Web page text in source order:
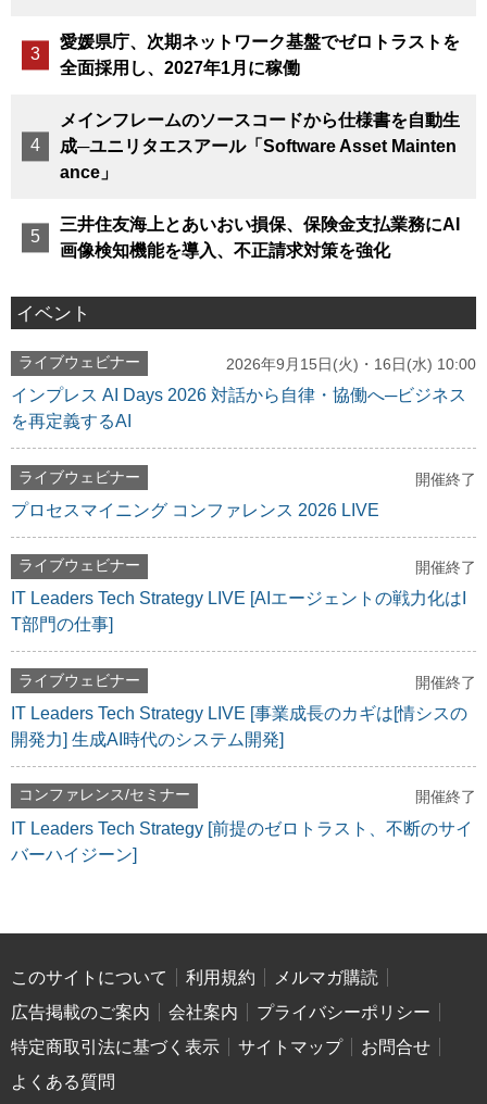
愛媛県庁、次期ネットワーク基盤でゼロトラストを
全面採用し、2027年1月に稼働
メインフレームのソースコードから仕様書を自動生
成─ユニリタエスアール「Software Asset Mainten
ance」
三井住友海上とあいおい損保、保険金支払業務にAI
画像検知機能を導入、不正請求対策を強化
イベント
ライブウェビナー 2026年9月15日(火)・16日(水) 10:00
インプレス AI Days 2026 対話から自律・協働へ─ビジネス
を再定義するAI
ライブウェビナー 開催終了
プロセスマイニング コンファレンス 2026 LIVE
ライブウェビナー 開催終了
IT Leaders Tech Strategy LIVE [AIエージェントの戦力化はI
T部門の仕事]
ライブウェビナー 開催終了
IT Leaders Tech Strategy LIVE [事業成長のカギは[情シスの
開発力] 生成AI時代のシステム開発]
コンファレンス/セミナー 開催終了
IT Leaders Tech Strategy [前提のゼロトラスト、不断のサイ
バーハイジーン]
このサイトについて 利用規約
メルマガ購読
広告掲載のご案内
会社案内
プライバシーポリシー
特定商取引法に基づく表示
サイトマップ
お問合せ
よくある質問